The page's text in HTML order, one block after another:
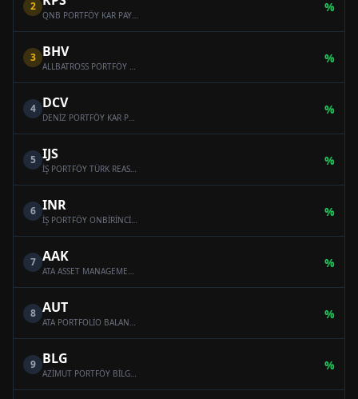
2
QNB PORTFÖY KAR PAYI ÖDEYEN ONİKİNCİ SERBEST (DÖVİZ) FON
%
3 BHV
ALLBATROSS PORTFÖY BAHAR HİSSE SENEDİ SERBEST FON (HİSSE SENEDİ YOĞUN FON)
%
4 DCV
DENİZ PORTFÖY KAR PAYI ÖDEYEN SERBEST (DÖVİZ) FON
%
5 IJS
İŞ PORTFÖY TÜRK REASÜRANS SERBEST ÖZEL FON
%
6 INR
İŞ PORTFÖY ONBİRİNCİ SERBEST (DÖVİZ) FON
%
7 AAK
ATA ASSET MANAGEMENT MULTI-ASSET VARIABLE FUND
%
8 AUT
ATA PORTFOLİO BALANCED VARİABLE FUND
%
9 BLG
AZİMUT PORTFÖY BİLGE SERBEST ÖZEL FON
%